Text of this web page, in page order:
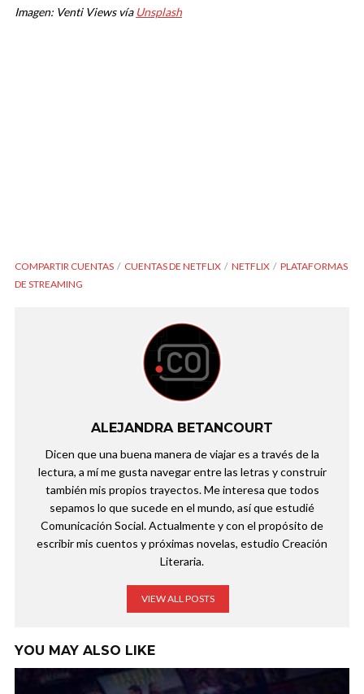
Imagen: Venti Views vía Unsplash
COMPARTIR CUENTAS CUENTAS DE NETFLIX NETFLIX
PLATAFORMAS
DE STREAMING
ALEJANDRA BETANCOURT
Dicen que una buena manera de viajar es a través de la
lectura, a mí me gusta navegar entre las letras y construir
también mis propios trayectos. Me interesa que todos
sepamos lo que sucede en el mundo, así que estudié
Comunicación Social. Actualmente y con el propósito de
escribir mis cuentos y próximas novelas, estudio Creación
Literaria.
VIEW ALL POSTS
YOU MAY ALSO LIKE